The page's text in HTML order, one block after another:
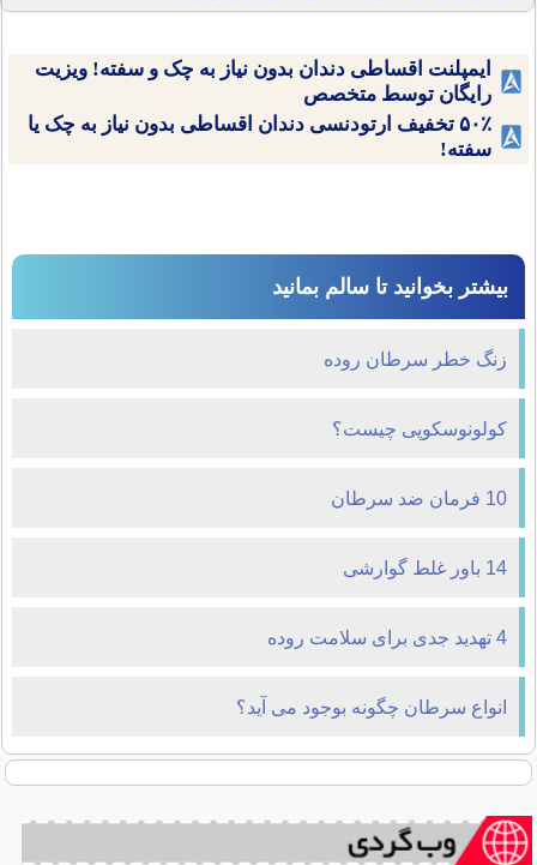
ایمپلنت اقساطی دندان بدون نیاز به چک و سفته! ویزیت
رایگان توسط متخصص
۵۰٪ تخفیف ارتودنسی دندان اقساطی بدون نیاز به چک یا
سفته!
بیشتر بخوانید تا سالم بمانید
زنگ خطر سرطان روده
کولونوسکوپی چیست؟
10 فرمان ضد سرطان
14 باور غلط گوارشی
4 تهدید جدی برای سلامت روده
انواع سرطان چگونه بوجود می آید؟